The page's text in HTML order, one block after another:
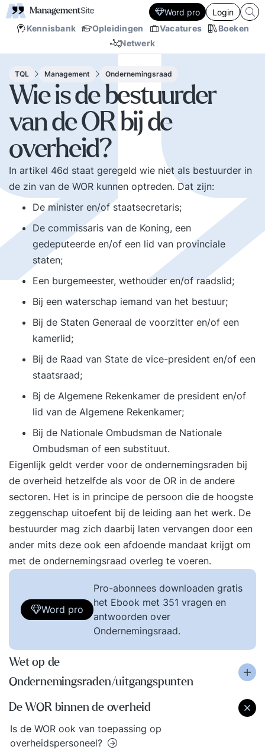
Kennisbank Opleidingen Vacatures
Boeken
Netwerk
Word pro Login
TQL Management Ondernemingsraad
Wie is de bestuurder
van de OR bij de
overheid?
In artikel 46d staat geregeld wie niet als bestuurder in
de zin van de WOR kunnen optreden. Dat zijn:
De minister en/of staatsecretaris;
De commissaris van de Koning, een
gedeputeerde en/of een lid van provinciale
staten;
Een burgemeester, wethouder en/of raadslid;
Bij een waterschap iemand van het bestuur;
Bij de Staten Generaal de voorzitter en/of een
kamerlid;
Bij de Raad van State de vice-president en/of een
staatsraad;
Bj de Algemene Rekenkamer de president en/of
lid van de Algemene Rekenkamer;
Bij de Nationale Ombudsman de Nationale
Ombudsman of een substituut.
Eigenlijk geldt verder voor de ondernemingsraden bij
de overheid hetzelfde als voor de OR in de andere
sectoren. Het is in principe de persoon die de hoogste
zeggenschap uitoefent bij de leiding aan het werk. De
bestuurder mag zich daarbij laten vervangen door een
ander mits deze ook een afdoende mandaat krijgt om
met de ondernemingsraad overleg te voeren.
Word pro
Pro-abonnees downloaden gratis
het Ebook met 351 vragen en
antwoorden over
Ondernemingsraad.
Wet op de
Ondernemingsraden/uitgangspunten
De WOR binnen de overheid
Is de WOR ook van toepassing op
overheidspersoneel?